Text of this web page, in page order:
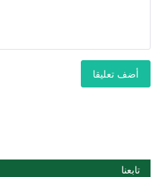
أضف تعليقا
تابعنا